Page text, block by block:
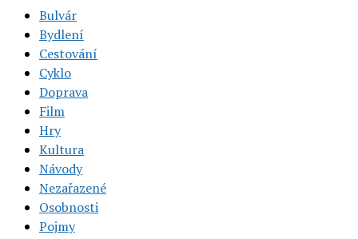
Bulvár
Bydlení
Cestování
Cyklo
Doprava
Film
Hry
Kultura
Návody
Nezařazené
Osobnosti
Pojmy